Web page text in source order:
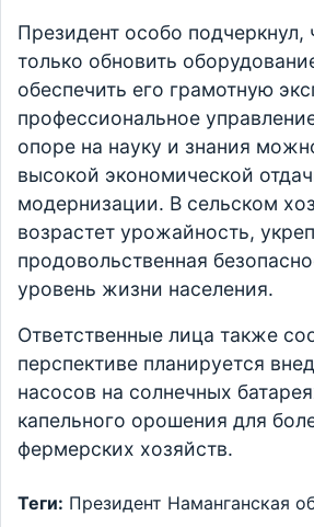
Президент особо подчеркнул,
только обновить
обеспечить его грамотную
профессиональное
опоре на науку и знания
высокой экономической
модернизации. В сельском
возрастет урожайность,
продовольственная
уровень жизни населения.
Ответственные лица также
перспективе планируется
насосов на солнечных
капельного орошения для
фермерских хозяйств.
Теги: Президент Наманганская